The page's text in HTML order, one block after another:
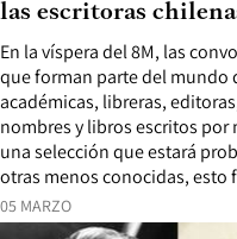
05 MARZO
En la víspera del 8M, las
que forman parte del mundo
académicas, libreras,
nombres y libros escritos
una selección que estará
otras menos conocidas, esto
las escritoras